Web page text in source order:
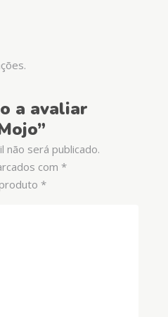
a avaliar
não será publicado.
com *
*